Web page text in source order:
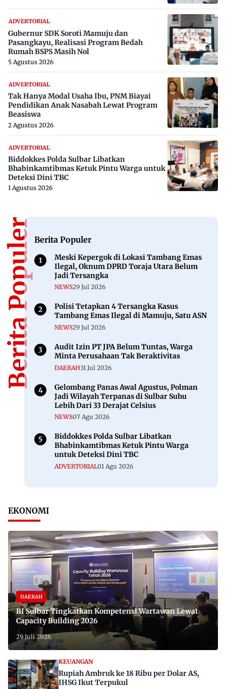
ADVERTORIAL
Gubernur SDK Soroti Mamuju dan
Pasangkayu, Realisasi Program Bedah
Rumah BSPS Masih Nol
5 Agustus 2026
ADVERTORIAL
Tak Hanya Modal Usaha Ibu, PNM Biayai
Pendidikan Anak Nasabah Lewat Program
Beasiswa
2 Agustus 2026
ADVERTORIAL
Biddokkes Polda Sulbar Libatkan
Bhabinkamtibmas Ketuk Pintu Warga untuk
Deteksi Dini TBC
1 Agustus 2026
Berita PopulerBerita Populer
Meski Kepergok di Lokasi Tambang Emas
Ilegal, Oknum DPRD Toraja Utara Belum
Jadi Tersangka
NEWS29 Jul 2026
Polisi Tetapkan 4 Tersangka Kasus
Tambang Emas Ilegal di Mamuju, Satu ASN
NEWS29 Jul 2026
Audit Izin PT JPA Belum Tuntas, Warga
Minta Perusahaan Tak Beraktivitas
DAERAH31 Jul 2026
Gelombang Panas Awal Agustus, Polman
Jadi Wilayah Terpanas di Sulbar Suhu
Lebih Dari 33 Derajat Celsius
NEWS07 Agu 2026
Biddokkes Polda Sulbar Libatkan
Bhabinkamtibmas Ketuk Pintu Warga
untuk Deteksi Dini TBC
ADVERTORIAL01 Agu 2026
EKONOMI
DAERAH
BI Sulbar Tingkatkan Kompetensi Wartawan Lewat
Capacity Building 2026
29 Juli 2026
KEUANGAN
Rupiah Ambruk ke 18 Ribu per Dolar AS,
IHSG Ikut Terpukul